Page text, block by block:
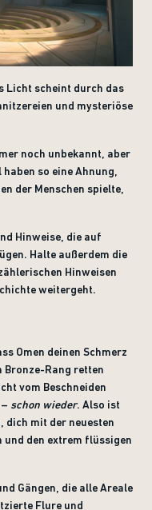
Licht scheint durch das
und mysteriöse
noch unbekannt, aber
so eine Ahnung,
der Menschen spielte,
Hinweise, die auf
Halte außerdem die
Hinweisen
weitergeht.
Omen deinen Schmerz
Bronze-Rang retten
vom Beschneiden
schon wieder. Also ist
dich mit der neuesten
und den extrem flüssigen
Gängen, die alle Areale
Flure und